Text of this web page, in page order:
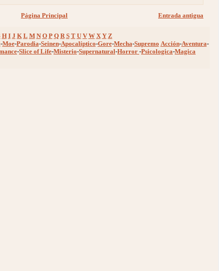
Entrada antigua
Página Principal
H I J K L M N O P Q R S T U V W X Y Z
-Moe-Parodia-Seinen-Apocalíptico-Gore-Mecha-Supremo Acción-Aventura-
-Slice of Life-Misterio-Supernatural-Horror -Psicologica-Magica